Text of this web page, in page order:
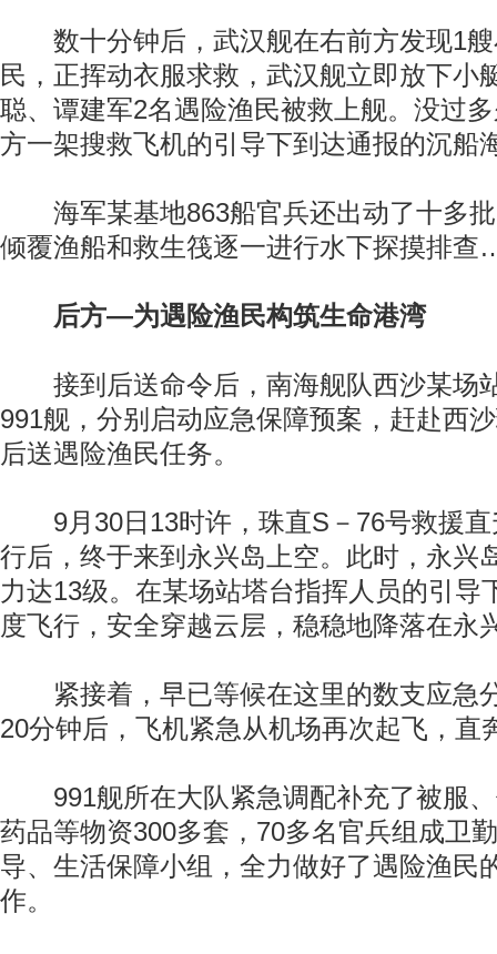
数十分钟后，武汉舰在右前方发现1艘
民，正挥动衣服求救，武汉舰立即放下小
聪、谭建军2名遇险渔民被救上舰。没过
方一架搜救飞机的引导下到达通报的沉
海军某基地863船官兵还出动了十多批
倾覆渔船和救生筏逐一进行水下探摸排
后方—为遇险渔民构筑生命港湾
接到后送命令后，南海舰队西沙某场
991舰，分别启动应急保障预案，赶赴西
后送遇险渔民任务。
9月30日13时许，珠直S－76号救援直
行后，终于来到永兴岛上空。此时，永兴
力达13级。在某场站塔台指挥人员的引导
度飞行，安全穿越云层，稳稳地降落在永
紧接着，早已等候在这里的数支应急
20分钟后，飞机紧急从机场再次起飞，
991舰所在大队紧急调配补充了被服、
药品等物资300多套，70多名官兵组成卫
导、生活保障小组，全力做好了遇险渔民
作。